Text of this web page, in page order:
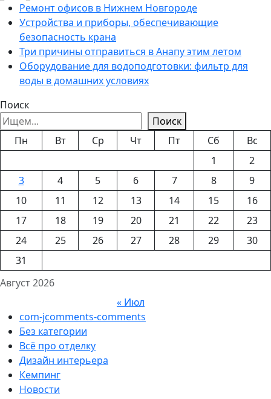
Ремонт офисов в Нижнем Новгороде
Устройства и приборы, обеспечивающие
безопасность крана
Три причины отправиться в Анапу этим летом
Оборудование для водоподготовки: фильтр для
воды в домашних условиях
Поиск
Поиск
Август 2026
Пн Вт Ср Чт Пт Сб
Вс
1
2
3
4 5 6 7 8
9
10
11 12 13 14 15
16
17
18 19 20 21 22
23
24
25 26 27 28 29
30
31
« Июл
com-jcomments-comments
Без категории
Всё про отделку
Дизайн интерьера
Кемпинг
Новости